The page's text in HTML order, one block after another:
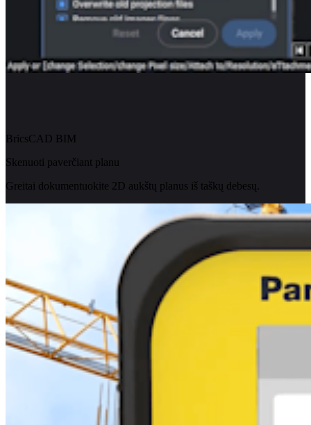
BricsCAD BIM
Skenuoti paverčiant planu
Greitai dokumentuokite 2D aukštų planus iš taškų debesų.